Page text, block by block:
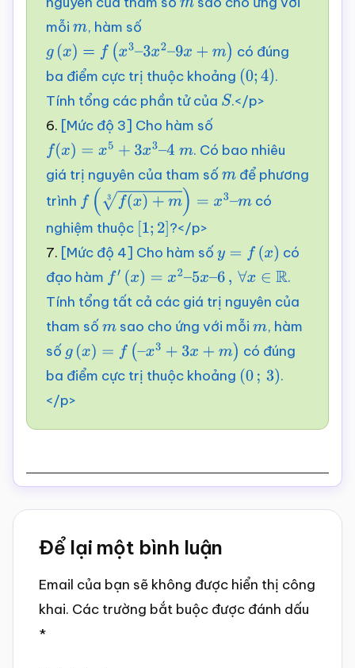
m
mỗi m, hàm số
g (x)=f( x3 –3x2–9x+m )
có đúng
ba điểm cực trị thuộc khoảng (0; 4).
Tính tổng các phần tử của S.</p>
6. [Mức độ 3] Cho hàm số
f(x)= x5 +3 x3 –4m
. Có bao nhiêu
giá trị nguyên của tham số mđể phương
trình f( f (x) +m3) =x3–m
có
nghiệm thuộc [1;2] ?</p>
7. [Mức độ 4] Cho hàm số y =f( x )
có
đạo hàm f′( x)= x2 –5x–6,∀x ∈R
.
Tính tổng tất cả các giá trị nguyên của
tham số msao cho ứng với mỗi m, hàm
số g (x)=f( –x3+3x +m)
có đúng
ba điểm cực trị thuộc khoảng (0 ;3) .
</p>
Reader
Interactions
Để lại một bình luận
Email của bạn sẽ không được hiển thị công
khai. Các trường bắt buộc được đánh dấu
*